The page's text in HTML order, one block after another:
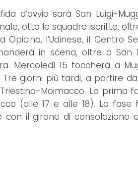
d’avvio sarà San Luigi-
otto le squadre iscritte:
l’Udinese, il Centro
in scena, oltre a San
Mercoledì 15 toccherà a
giorni più tardi, a partire
Moimacco. La prima
(alle 17 e alle 18). La fase
il girone di consolazione